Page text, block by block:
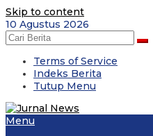
Skip to content
10 Agustus 2026
Terms of Service
Indeks Berita
Tutup Menu
Menu